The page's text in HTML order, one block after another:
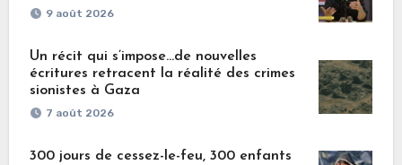
9 août 2026
Un récit qui s’impose…de nouvelles
écritures retracent la réalité des crimes
sionistes à Gaza
7 août 2026
300 jours de cessez-le-feu, 300 enfants